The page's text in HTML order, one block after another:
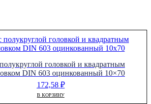
головкой и квадратным
DIN 603 оцинкованный 10×70
172,58 ₽
В КОРЗИНУ